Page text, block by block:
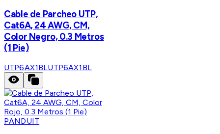
Cable de Parcheo UTP,
Cat6A, 24 AWG, CM,
Color Negro, 0.3 Metros
(1 Pie)
UTP6AX1BLUTP6AX1BL
PANDUIT